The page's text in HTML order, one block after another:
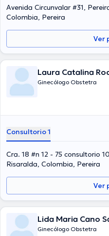
conferencias con la meta de
disciplina de especialización y
Por último, el especialista puede
Avenida Circunvalar #31,
Colombia, Pereira
Ver
Laura Catalina
Ginecólogo Obstetra
Consultorio 1
Cra. 18 #n 12 - 75 consultorio
Risaralda, Colombia, Pereira
Ver
Lida Maria Cano
Ginecólogo Obstetra